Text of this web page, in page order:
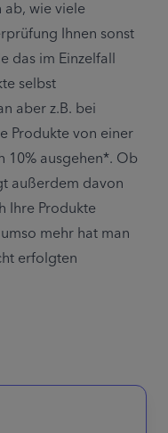
wie viele
Ihnen sonst
das im Einzelfall
selbst
aber z.B. bei
Produkte von einer
ausgehen*. Ob
außerdem davon
Ihre Produkte
mehr hat man
erfolgten